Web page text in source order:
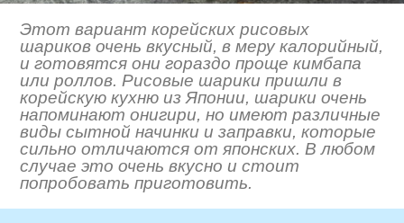
Этот вариант корейских рисовых
шариков очень вкусный, в меру калорийный,
и готовятся они гораздо проще кимбапа
или роллов. Рисовые шарики пришли в
корейскую кухню из Японии, шарики очень
напоминают онигири, но имеют различные
виды сытной начинки и заправки, которые
сильно отличаются от японских. В любом
случае это очень вкусно и стоит
попробовать приготовить.